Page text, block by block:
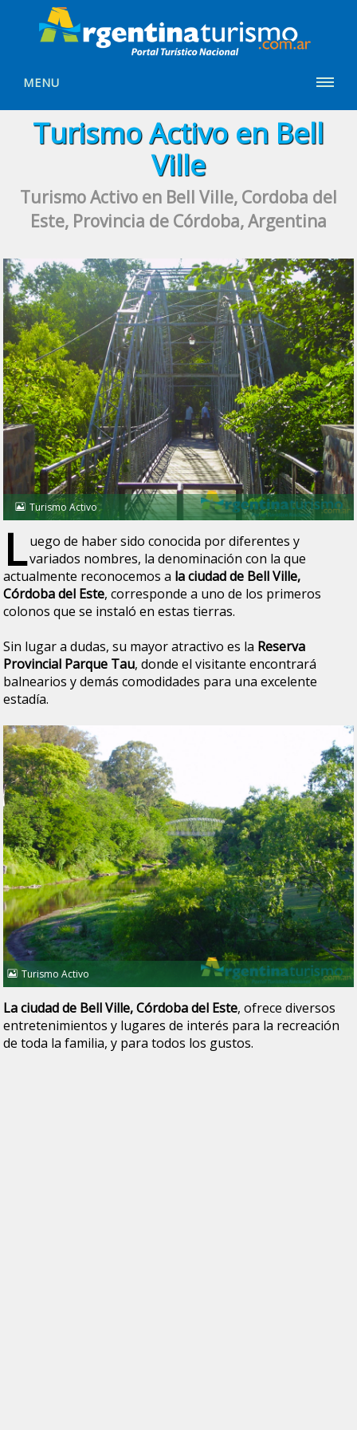
MENU
Turismo Activo en Bell
Ville
Turismo Activo en Bell Ville, Cordoba del
Este, Provincia de Córdoba, Argentina
Turismo Activo
L uego de haber sido conocida por diferentes y
variados nombres, la denominación con la que
actualmente reconocemos a la ciudad de Bell Ville,
Córdoba del Este, corresponde a uno de los primeros
colonos que se instaló en estas tierras.
Sin lugar a dudas, su mayor atractivo es la Reserva
Provincial Parque Tau, donde el visitante encontrará
balnearios y demás comodidades para una excelente
estadía.
Turismo Activo
La ciudad de Bell Ville, Córdoba del Este, ofrece diversos
entretenimientos y lugares de interés para la recreación
de toda la familia, y para todos los gustos.